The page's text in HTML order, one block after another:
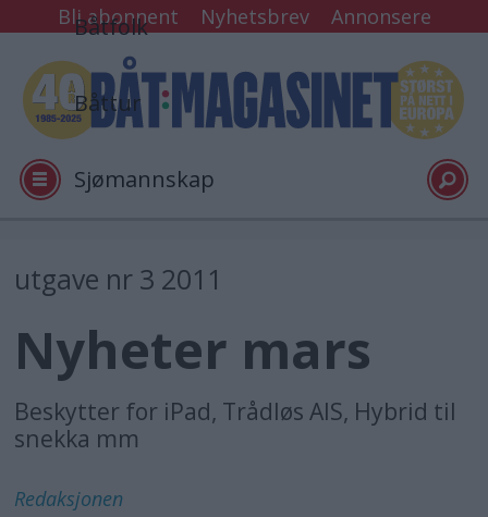
Bli abonnent Nyhetsbrev Annonsere
Båtfolk
Båttur
Sjømannskap
Arkiv
Video
utgave nr 3 2011
Nyheter mars
Beskytter for iPad, Trådløs AIS, Hybrid til
snekka mm
Redaksjonen